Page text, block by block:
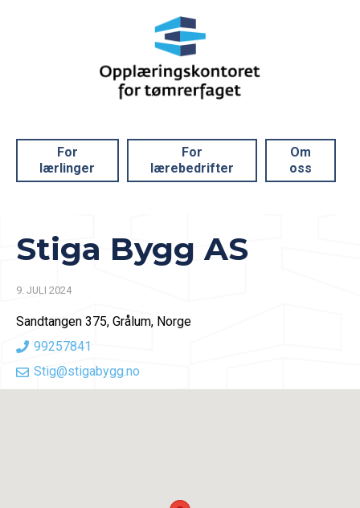
For
lærlinger
For
lærebedrifter
Om
oss
Stiga Bygg AS
9. JULI 2024
Sandtangen 375, Grålum, Norge
99257841
Stig@stigabygg.no